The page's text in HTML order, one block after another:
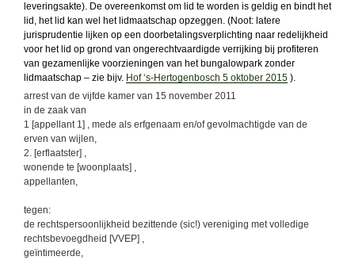
leveringsakte). De overeenkomst om lid te worden is geldig en bindt het
lid, het lid kan wel het lidmaatschap opzeggen. (Noot: latere
jurisprudentie lijken op een doorbetalingsverplichting naar redelijkheid
voor het lid op grond van ongerechtvaardigde verrijking bij profiteren
van gezamenlijke voorzieningen van het bungalowpark zonder
lidmaatschap – zie bijv. Hof ‘s-Hertogenbosch 5 oktober 2015 ).
arrest van de vijfde kamer van 15 november 2011
in de zaak van
1 [appellant 1] , mede als erfgenaam en/of gevolmachtigde van de
erven van wijlen,
2. [erflaatster] ,
wonende te [woonplaats] ,
appellanten,
tegen:
de rechtspersoonlijkheid bezittende (sic!) vereniging met volledige
rechtsbevoegdheid [VVEP] ,
geïntimeerde,